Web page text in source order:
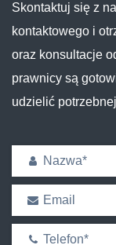
Skontaktuj się z
kontaktowego i
oraz konsultacje
prawnicy są
udzielić